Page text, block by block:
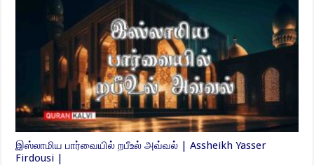
இஸ்லாமிய பார்வையில் றபீஉல் அவ்வல் | Assheikh Yasser
Firdousi |